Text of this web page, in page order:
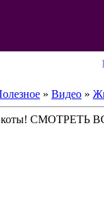
» Видео »
коты! СМОТРЕТЬ